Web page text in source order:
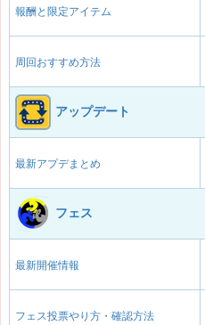
報酬と限定アイテム
周回おすすめ方法
アップデート
最新アプデまとめ
フェス
最新開催情報
フェス投票やり方・確認方法